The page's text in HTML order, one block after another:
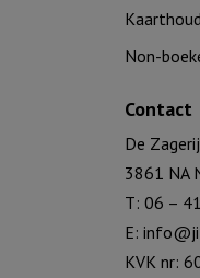
Non-
Contact
De
3861 NA
T: 06 –
E:
KVK nr: